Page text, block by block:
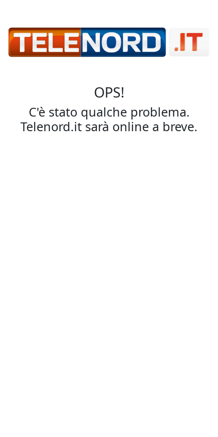
OPS!
C'è stato qualche problema.
Telenord.it sarà online a breve.